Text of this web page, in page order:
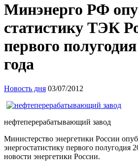
Минэнерго РФ
статистику ТЭК
первого
года
Новость дня 03/07/2012
нефтеперерабатывающий завод
Министерство энергетики России
энергостатистику первого полугодия
новости энергетики России.